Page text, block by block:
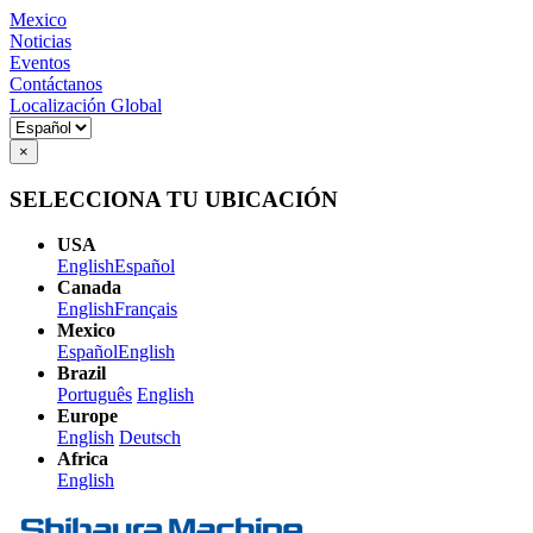
Mexico
Noticias
Eventos
Contáctanos
Localización Global
×
SELECCIONA TU UBICACIÓN
USA
EnglishEspañol
Canada
EnglishFrançais
Mexico
EspañolEnglish
Brazil
Português English
Europe
English Deutsch
Africa
English